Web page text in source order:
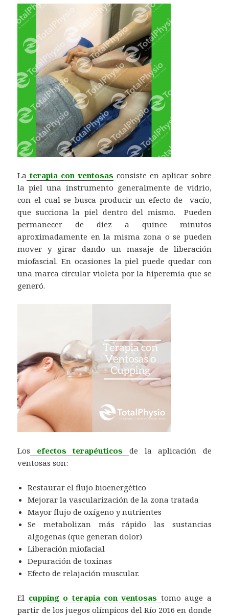
La terapia con ventosas consiste en aplicar sobre
la piel una instrumento generalmente de vidrio,
con el cual se busca producir un efecto de vacío,
que succiona la piel dentro del mismo. Pueden
permanecer de diez a quince minutos
aproximadamente en la misma zona o se pueden
mover y girar dando un masaje de liberación
miofascial. En ocasiones la piel puede quedar con
una marca circular violeta por la hiperemia que se
generó.
Los efectos terapéuticos
de la aplicación de
ventosas son:
Restaurar el flujo bioenergético
Mejorar la vascularización de la zona tratada
Mayor flujo de oxígeno y nutrientes
Se metabolizan más rápido las sustancias
algogenas (que generan dolor)
Liberación miofacial
Depuración de toxinas
Efecto de relajación muscular.
El cupping o terapia con ventosas tomo auge a
partir de los juegos olímpicos del Río 2016 en donde